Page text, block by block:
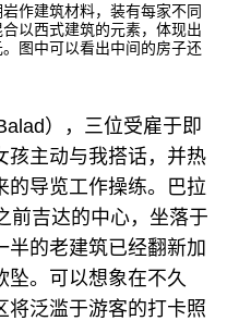
作建筑材料，装有每家不同
以西式建筑的元素，体现出
图中可以看出中间的房子还
），三位受雇于即
孩主动与我搭话，并热
的导览工作操练。巴拉
前吉达的中心，坐落于
半的老建筑已经翻新加
坠。可以想象在不久
将泛滥于游客的打卡照